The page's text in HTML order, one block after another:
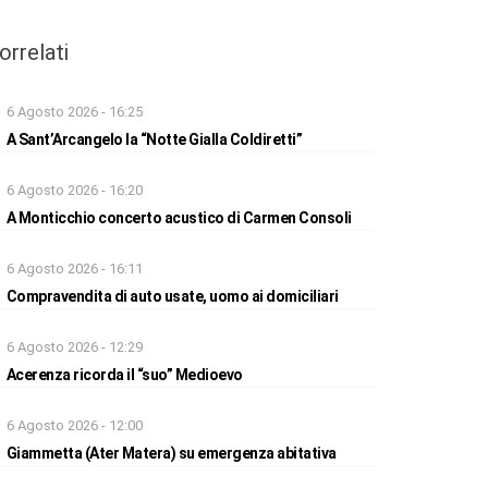
6 Agosto 2026 - 16:25
A Sant’Arcangelo la “Notte Gialla Coldiretti”
6 Agosto 2026 - 16:20
A Monticchio concerto acustico di Carmen Consoli
6 Agosto 2026 - 16:11
Compravendita di auto usate, uomo ai domiciliari
6 Agosto 2026 - 12:29
Acerenza ricorda il “suo” Medioevo
6 Agosto 2026 - 12:00
Giammetta (Ater Matera) su emergenza abitativa